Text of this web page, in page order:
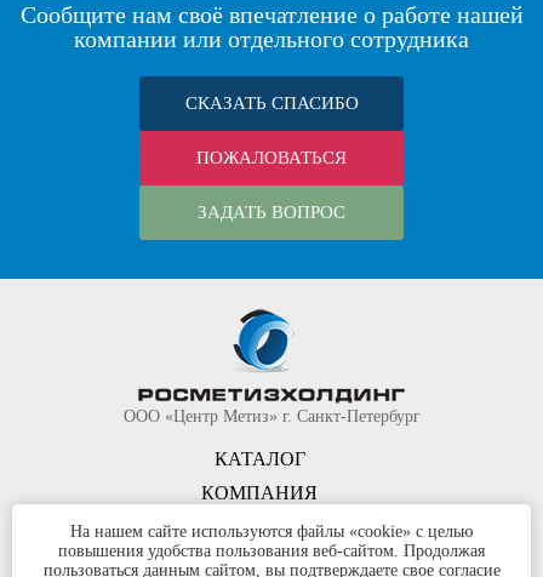
Сообщите нам своё впечатление о работе нашей
компании или отдельного сотрудника
СКАЗАТЬ СПАСИБО
ПОЖАЛОВАТЬСЯ
ЗАДАТЬ ВОПРОС
КОМПАНИЯ
ООО «Центр Метиз» г. Санкт-Петербург
КАТАЛОГ
КОНТАКТЫ
©ООО «Центр Метиз» 2000-2026
На нашем сайте используются файлы «cookie» с целью
повышения удобства пользования веб-сайтом. Продолжая
пользоваться данным сайтом, вы подтверждаете свое согласие